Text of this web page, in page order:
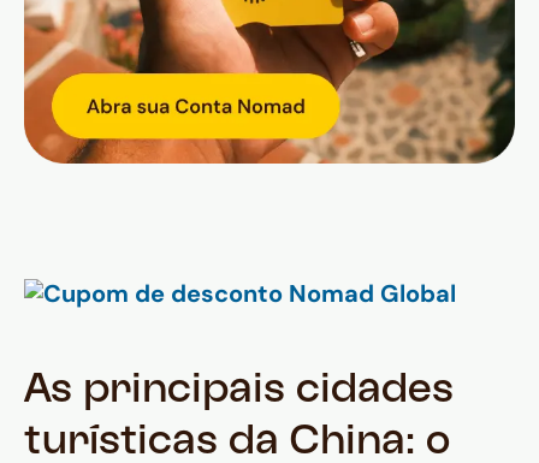
As principais cidades
turísticas da China: o